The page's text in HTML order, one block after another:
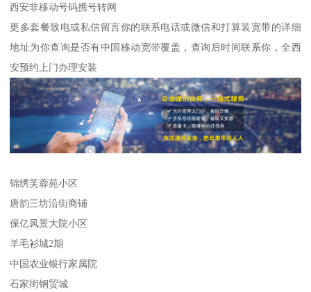
西安非移动号码携号转网
更多套餐致电或私信留言你的联系电话或微信和打算装宽带的详细
地址为你查询是否有中国移动宽带覆盖，查询后时间联系你，全西
安预约上门办理安装
锦绣芙蓉苑小区
唐韵三坊沿街商铺
保亿风景大院小区
羊毛衫城2期
中国农业银行家属院
石家街钢贸城